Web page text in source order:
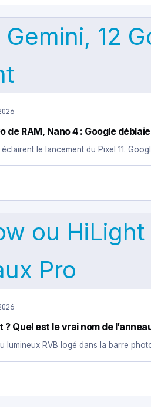
de RAM, Nano 4 : Google
le lancement du Pixel 11.
Quel est le vrai nom de
lumineux RVB logé dans la barre